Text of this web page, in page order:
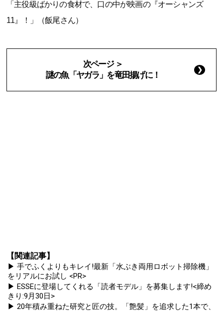
「主役級ばかりの食材で、口の中が映画の『オーシャンズ
11』！」（飯尾さん）
次ページ ＞
謎の魚「ヤガラ」を竜田揚げに！
【関連記事】
▶ 手でふくよりもキレイ!最新「水ぶき両用ロボット掃除機」
をリアルにお試し <PR>
▶ ESSEに登場してくれる「読者モデル」を募集します!<締め
きり:9月30日>
▶ 20年積み重ねた研究と匠の技。「艶髪」を追求した1本で、